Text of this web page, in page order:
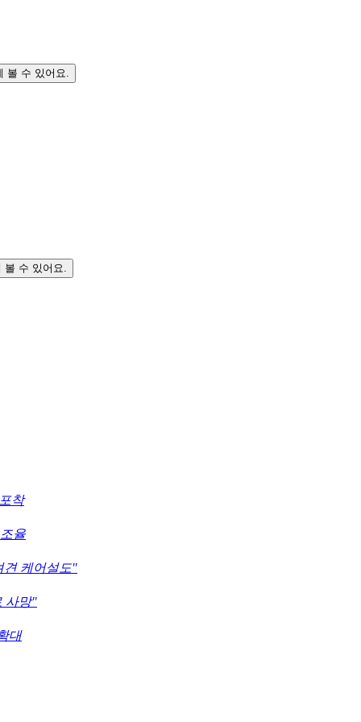
볼 수 있어요.
볼 수 있어요.
착
율
견 케어설도"
사망"
대